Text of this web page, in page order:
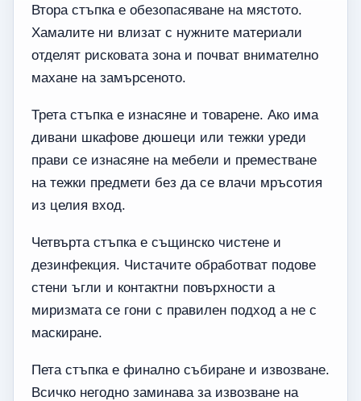
Втора стъпка е обезопасяване на мястото.
Хамалите ни влизат с нужните материали
отделят рисковата зона и почват внимателно
махане на замърсеното.
Трета стъпка е изнасяне и товарене. Ако има
дивани шкафове дюшеци или тежки уреди
прави се изнасяне на мебели и преместване
на тежки предмети без да се влачи мръсотия
из целия вход.
Четвърта стъпка е същинско чистене и
дезинфекция. Чистачите обработват подове
стени ъгли и контактни повърхности а
миризмата се гони с правилен подход а не с
маскиране.
Пета стъпка е финално събиране и извозване.
Всичко негодно заминава за извозване на